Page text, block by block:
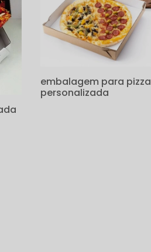
embalagem para pizza
personalizada